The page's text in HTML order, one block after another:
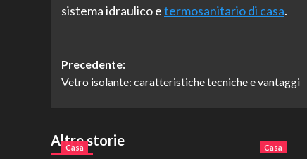
sistema idraulico etermosanitario di casa.
Navigazione
articolo
Precedente:
Vetro isolante: caratteristiche tecniche e vantaggi
Altre storie
Casa Casa